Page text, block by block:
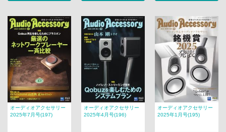
オーディオアクセサリー
2025年7月号(197)
オーディオアクセサリー
2025年4月号(196)
オーディオアクセサリー
2025年1月号(195)